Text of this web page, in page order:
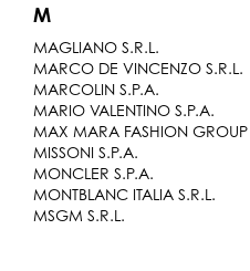
M
MAGLIANO S.R.L.
MARCO DE VINCENZO S.R.L.
MARCOLIN S.P.A.
MARIO VALENTINO S.P.A.
MAX MARA FASHION GROUP
MISSONI S.P.A.
MONCLER S.P.A.
MONTBLANC ITALIA S.R.L.
MSGM S.R.L.